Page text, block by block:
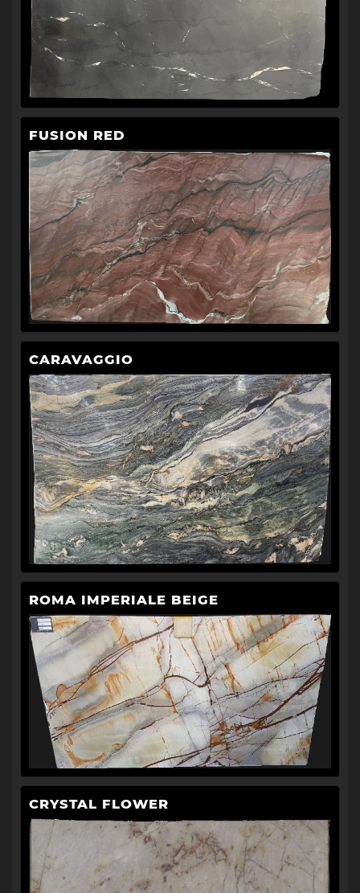
FUSION RED
CARAVAGGIO
ROMA IMPERIALE BEIGE
CRYSTAL FLOWER